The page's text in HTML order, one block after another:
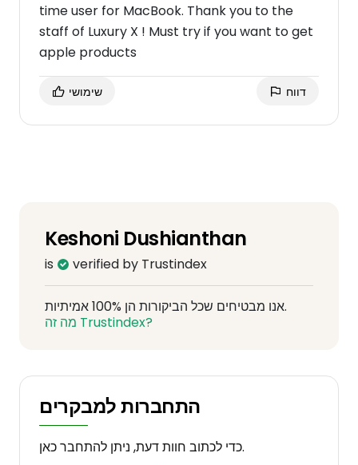
time user for MacBook. Thank you to the
staff of Luxury X ! Must try if you want to get
apple products
שימושי דווח
Keshoni Dushianthan
is verified by Trustindex
אנו מבטיחים שכל הביקורות הן 100% אמיתיות.
מה זה Trustindex?
התחברות למבקרים
כדי לכתוב חוות דעת, ניתן להתחבר כאן.